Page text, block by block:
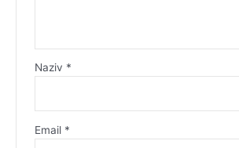
Naziv *
Email *